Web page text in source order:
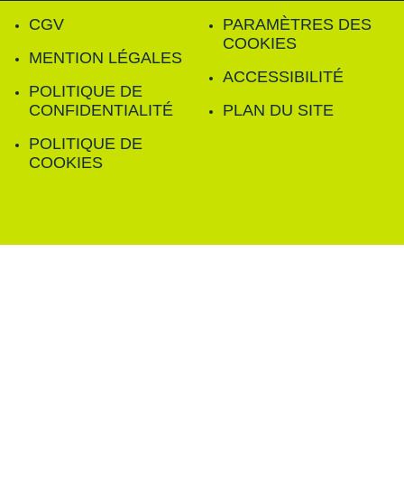
CGV
MENTION LÉGALES
POLITIQUE DE
CONFIDENTIALITÉ
POLITIQUE DE
COOKIES
PARAMÈTRES DES
COOKIES
ACCESSIBILITÉ
PLAN DU SITE